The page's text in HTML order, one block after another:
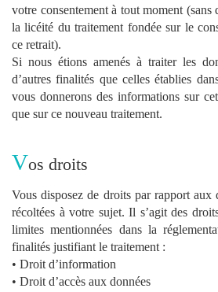
votre consentement à tout moment (sans
la licéité du traitement fondée sur le
ce retrait).
Si nous étions amenés à traiter les
d’autres finalités que celles établies
vous donnerons des informations sur
que sur ce nouveau traitement.
Vos droits
Vous disposez de droits par rapport aux
récoltées à votre sujet. Il s’agit des
limites mentionnées dans la
finalités justifiant le traitement :
• Droit d’information
• Droit d’accès aux données